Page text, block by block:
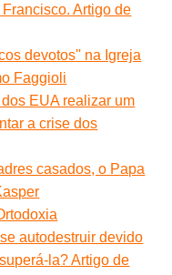
Artigo de
devotos'' na Igreja
Faggioli
EUA realizar um
a crise dos
casados, o Papa
autodestruir devido
la? Artigo de